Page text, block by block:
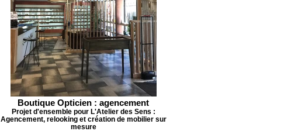
Boutique Opticien : agencement
Projet d'ensemble pour L'Atelier des Sens :
Agencement, relooking et création de mobilier sur
mesure